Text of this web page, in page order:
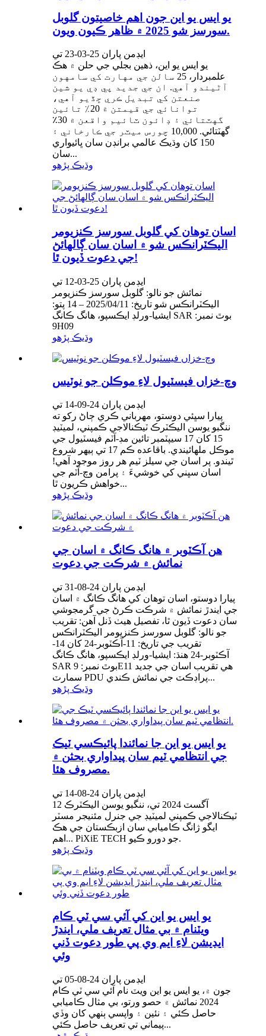
يو ايس يو اين جون اهم خاصيتون گلوبل
سورسز شو 2025 ۾ ظاهر ڪيون ويون.
ايڊمن پاران 25-03-23 ​​تي
يو ايس يو اين، ذهين بجلي جي حلن ۾ هڪ
علمبردار، 25 سالن جي مهارت کي سامهون
آڻيندو آهي. ان جي جديد پي ڊي يو شين
صنعتن کي تبديل ڪري ڇڏيو آهي،
توانائي جي قيمتن ۾ 20٪ تائين
گهٽتائي ۽ ڊائون ٽائيم واقعن ۾ 30٪
گهٽتائي. 10,000 چورس ميٽر جي ڪارخاني ۽
150 کان وڌيڪ عالمي برانڊن سان ڀائيواري
سان...
وڌيڪ پڙهو
اسان توهان کي گلوبل سورسز ڪنزيومر
اليڪٽرانڪس شو ۾ اسان سان ڳالهائڻ
جي دعوت ڏيون ٿا!
ايڊمن پاران 25-03-12 تي
نمائش جو نالو: گلوبل سورسز ڪنزيومر
اليڪٽرانڪس شو تاريخ: 2025/04/11 – 14 پتو:
ايشيا-ورلڊ ايڪسپو، هانگ ڪانگ SAR بوٿ نمبر:
9H09
وڌيڪ پڙهو
وچ-خزاں فيسٽيول لاءِ موڪلن جو نوٽيس
ايڊمن پاران 24-09-14 تي
پيارا سڀئي دوستو، مهرباني ڪري ڄاڻ رکو ته
ننگبو يوسن اليڪٽرڪ ٽيڪنالاجي ڪمپني، لميٽيڊ
15 کان 17 سيپٽمبر تائين مڊ-آٽم فيسٽيول جي
موڪل ملهائيندي. باقاعده ڪم 17 تي ٻيهر شروع
ٿيندو. پر اسان جي سيلز ٽيم هر روز موجود آهي!
اسان سڀني کي خوشيءَ ۽ پرامن وچ-آٽم جي
خواهش ڪريون ٿا...
وڌيڪ پڙهو
هن آڪٽوبر ۾ هانگ ڪانگ ۾ اسان جي
نمائش ۾ شرڪت جي دعوت
ايڊمن پاران 24-08-31 تي
پيارا دوستو، اسان توهان کي هانگ ڪانگ ۾ اسان
جي ايندڙ نمائش ۾ شرڪت ڪرڻ جي گرمجوشي
سان دعوت ڏيون ٿا، تفصيل هيٺ ڏنل آهن: تقريب
جو نالو: گلوبل سورسز ڪنزيومر اليڪٽرانڪس
تقريب جي تاريخ: 11-آڪٽوبر-24 کان 14-
آڪٽوبر-24 هنڌ: ايشيا-ورلڊ ايڪسپو، هانگ ڪانگ
SAR بوٿ نمبر: 9E11 هي تقريب اسان جي جديد
سمارٽ PDU پراڊڪٽ جي نمائش ڪندي...
وڌيڪ پڙهو
يو ايس يو اين جا نمائندا پائيڪسي ٽيڪ
جي انتظامي ٽيم سان پيداواري بحثن ۾
مصروف هئا.
ايڊمن پاران 24-08-14 تي
12 آگسٽ 2024 تي، ننگبو يوسن اليڪٽرڪ
ٽيڪنالاجي ڪمپني لميٽيڊ جي جنرل مئنيجر مسٽر
ايگو ژانگ ڪاميابي سان ازبڪستان جي هڪ
اهم... PiXiE TECH جو دورو ڪيو.
وڌيڪ پڙهو
يو ايس يو اين کي آئي سي ٽي ڪام
ويٽنام ۾ بي مثال تعريف ملي، ايندڙ
ايڊيشن لاءِ ايم وي پي طور دعوت ڏني
وئي
ايڊمن پاران 24-08-05 تي
جون ۾، يو ايس يو اين ويٽ نام آئي سي ٽي ڪام
2024 نمائش ۾ حصو ورتو، بي مثال ڪاميابي
حاصل ڪئي ۽ نئين ۽ واپسي ٻنهي کان وڏي
پيماني تي تعريف حاصل ڪئي...